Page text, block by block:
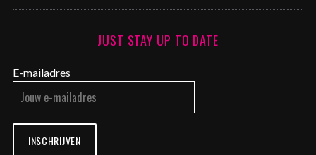
JUST STAY UP TO DATE
E-mailadres
INSCHRIJVEN